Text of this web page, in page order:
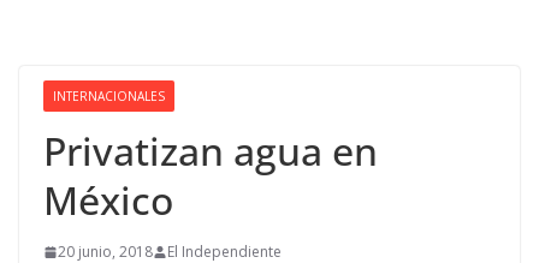
INTERNACIONALES
Privatizan agua en
México
20 junio, 2018 El Independiente